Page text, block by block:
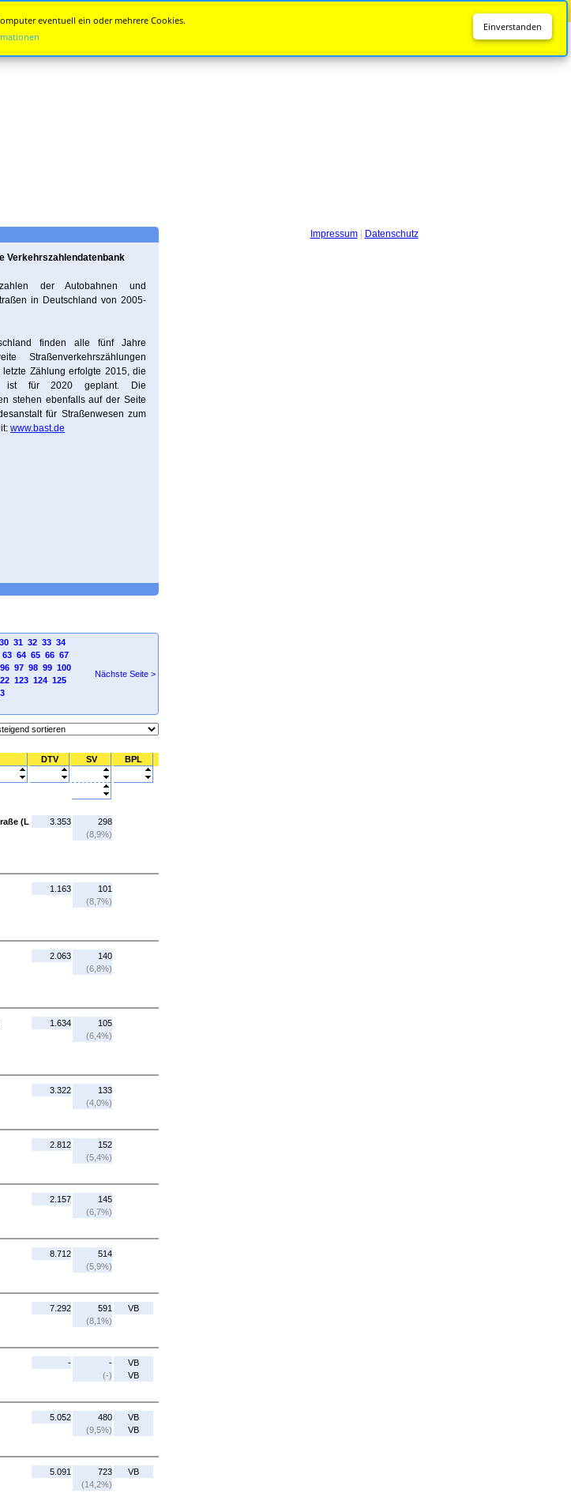
Verkehrszahlendatenbank
der Autobahnen und
in Deutschland von 2005-
finden alle fünf Jahre
Straßenverkehrszählungen
letzte Zählung erfolgte 2015, die
ist für 2020 geplant. Die
stehen ebenfalls auf der Seite
für Straßenwesen zum
www.bast.de
30 31 32 33 34
63 64 65 66 67
96 97 98 99 100
123 124 125
Nächste Seite >
DTV SV BPL
(L
3.353
298
(8,9%)
1.163
101
(8,7%)
2.063
140
(6,8%)
1.634
105
(6,4%)
3.322
133
(4,0%)
2.812
152
(5,4%)
2.157
145
(6,7%)
8.712
514
(5,9%)
7.292
591
(8,1%)
VB
-
-
(-)
VB
VB
5.052
480
(9,5%)
VB
VB
5.091
723
(14,2%)
VB
Impressum| Datenschutz
Einverstanden
eventuell ein oder mehrere Cookies.